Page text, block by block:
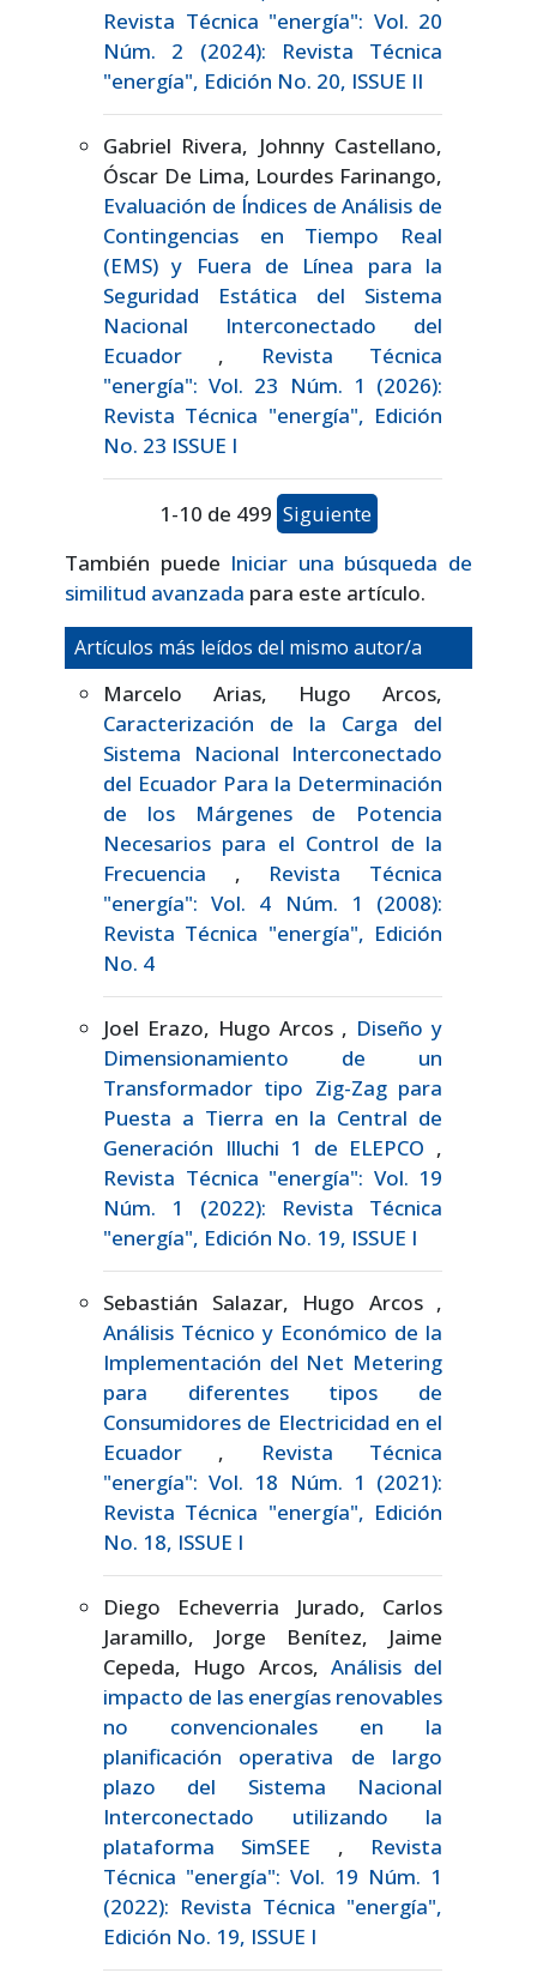
Revista Técnica "energía": Vol. 20
Núm. 2 (2024): Revista Técnica
"energía", Edición No. 20, ISSUE II
Gabriel Rivera, Johnny Castellano,
Óscar De Lima, Lourdes Farinango,
Evaluación de Índices de Análisis de
Contingencias en Tiempo Real
(EMS) y Fuera de Línea para la
Seguridad Estática del Sistema
Nacional Interconectado del
Ecuador ,
Revista Técnica
"energía": Vol. 23 Núm. 1 (2026):
Revista Técnica "energía", Edición
No. 23 ISSUE I
1-10 de 499 Siguiente
También puede Iniciar una búsqueda de
similitud avanzada para este artículo.
Artículos más leídos del mismo autor/a
Marcelo Arias, Hugo Arcos,
Caracterización de la Carga del
Sistema Nacional Interconectado
del Ecuador Para la Determinación
de los Márgenes de Potencia
Necesarios para el Control de la
Frecuencia , Revista Técnica
"energía": Vol. 4 Núm. 1 (2008):
Revista Técnica "energía", Edición
No. 4
Joel Erazo, Hugo Arcos , Diseño y
Dimensionamiento de un
Transformador tipo Zig-Zag para
Puesta a Tierra en la Central de
Generación Illuchi 1 de ELEPCO ,
Revista Técnica "energía": Vol. 19
Núm. 1 (2022): Revista Técnica
"energía", Edición No. 19, ISSUE I
Sebastián Salazar, Hugo Arcos ,
Análisis Técnico y Económico de la
Implementación del Net Metering
para diferentes tipos de
Consumidores de Electricidad en el
Ecuador ,
Revista Técnica
"energía": Vol. 18 Núm. 1 (2021):
Revista Técnica "energía", Edición
No. 18, ISSUE I
Diego Echeverria Jurado, Carlos
Jaramillo, Jorge Benítez, Jaime
Cepeda, Hugo Arcos, Análisis del
impacto de las energías renovables
no convencionales en la
planificación operativa de largo
plazo del Sistema Nacional
Interconectado utilizando la
plataforma SimSEE , Revista
Técnica "energía": Vol. 19 Núm. 1
(2022): Revista Técnica "energía",
Edición No. 19, ISSUE I